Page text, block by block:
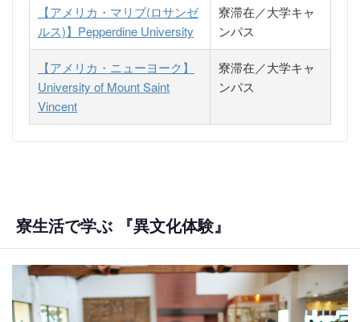
【アメリカ・マリブ(ロサンゼ
ルス)】Pepperdine University
寮滞在／大学キャ
ンパス
【アメリカ・ニューヨーク】
University of Mount Saint
Vincent
寮滞在／大学キャ
ンパス
寮生活で学ぶ 『異文化体験』